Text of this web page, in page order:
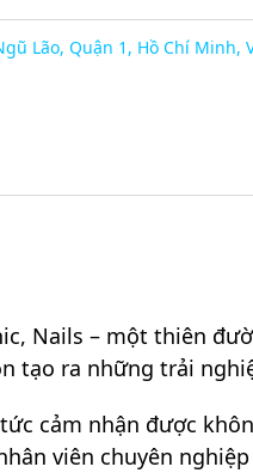
Lão, Quận 1, Hồ Chí Minh,
Nails – một thiên
tạo ra những trải
tức cảm nhận được
viên chuyên